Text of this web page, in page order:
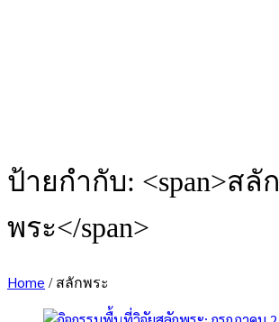
ป้ายกำกับ: <span>สลัก
พระ</span>
Home / สลักพระ